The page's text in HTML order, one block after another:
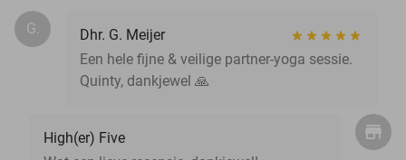
G.
Dhr. G. Meijer
Een hele fijne & veilige partner-yoga sessie.
Quinty, dankjewel 🙏
High(er) Five